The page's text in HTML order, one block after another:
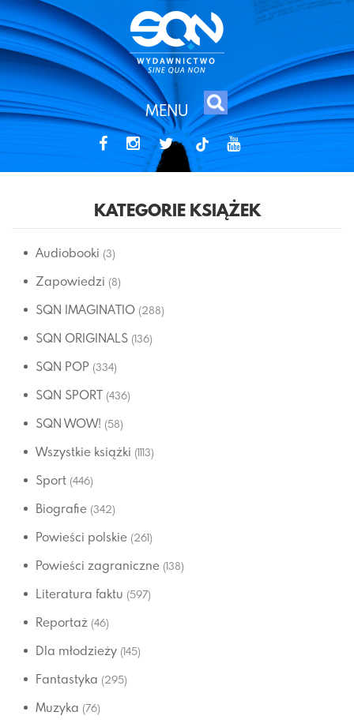
MENU
tiktok
KATEGORIE KSIĄŻEK
Audiobooki (3)
Zapowiedzi (8)
SQN IMAGINATIO (288)
SQN ORIGINALS (136)
SQN POP (334)
SQN SPORT (436)
SQN WOW! (58)
Wszystkie książki (1113)
Sport (446)
Biografie (342)
Powieści polskie (261)
Powieści zagraniczne (138)
Literatura faktu (597)
Reportaż (46)
Dla młodzieży (145)
Fantastyka (295)
Muzyka (76)